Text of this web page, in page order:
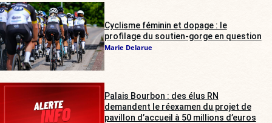
Cyclisme féminin et dopage : le
profilage du soutien-gorge en question
Marie Delarue
Palais Bourbon : des élus RN
demandent le réexamen du projet de
pavillon d’accueil à 50 millions d’euros